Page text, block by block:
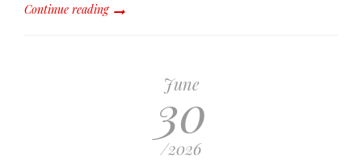
Continue reading
June
30
/2026